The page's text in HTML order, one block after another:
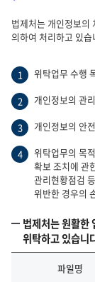
법제처는 개인정보의
의하여 처리하고 있습
1 위탁업무 수행
2 개인정보의 관
3 개인정보의 안
4
위탁업무의 목
확보 조치에 관
관리현황점검
위반한 경우의
법제처는 원활한
위탁하고 있습니
파일명